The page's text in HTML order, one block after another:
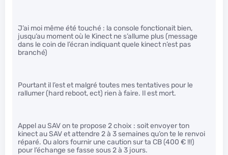
J’ai moi même été touché : la console fonctionait bien,
jusqu’au moment où le Kinect ne s’allume plus (message
dans le coin de l’écran indiquant quele kinect n’est pas
branché)
Pourtant il l’est et malgré toutes mes tentatives pour le
rallumer (hard reboot, ect) rien à faire. Il est mort.
Appel au SAV on te propose 2 choix : soit envoyer ton
kinect au SAV et attendre 2 à 3 semaines qu’on te le renvoi
réparé. Ou alors fournir une caution sur ta CB (400 € !!!)
pour l’échange se fasse sous 2 à 3 jours.